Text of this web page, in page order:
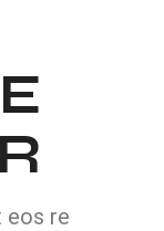
eos re